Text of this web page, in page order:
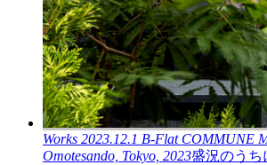
Works 2023.12.1 B-Flat COMMUNE
Omotesando, Tokyo, 2023盛況のうち